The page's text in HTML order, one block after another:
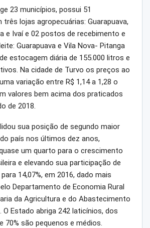
23 municípios, possui 51
lojas agropecuárias: Guarapuava,
e Ivaí e 02 postos de recebimento e
Guarapuava e Vila Nova- Pitanga
estocagem diária de 155.000 litros e
Na cidade de Turvo os preços ao
variação entre R$ 1,14 a 1,28 o
valores bem acima dos praticados
de 2018.
sua posição de segundo maior
país nos últimos dez anos,
um quarto para o crescimento
e elevando sua participação de
14,07%, em 2016, dado mais
Departamento de Economia Rural
da Agricultura e do Abastecimento
O Estado abriga 242 laticínios, dos
70% são pequenos e médios.